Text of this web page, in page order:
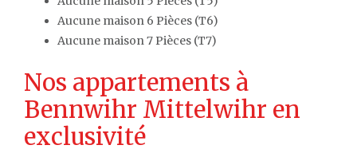
Aucune maison 6 Pièces (T6)
Aucune maison 7 Pièces (T7)
Nos appartements à
Bennwihr Mittelwihr en
exclusivité